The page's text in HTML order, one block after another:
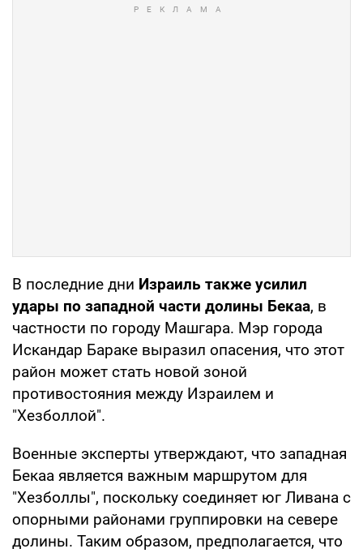
В последние дни Израиль также усилил
удары по западной части долины Бекаа, в
частности по городу Машгара. Мэр города
Искандар Бараке выразил опасения, что этот
район может стать новой зоной
противостояния между Израилем и
"Хезболлой".
Военные эксперты утверждают, что западная
Бекаа является важным маршрутом для
"Хезболлы", поскольку соединяет юг Ливана с
опорными районами группировки на севере
долины. Таким образом, предполагается, что